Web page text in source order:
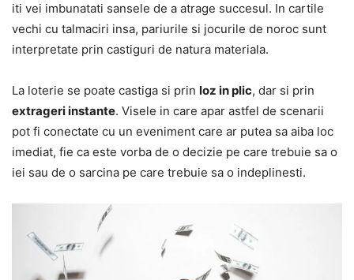
iti vei imbunatati sansele de a atrage succesul. In cartile
vechi cu talmaciri insa, pariurile si jocurile de noroc sunt
interpretate prin castiguri de natura materiala.
La loterie se poate castiga si prin loz in plic, dar si prin
extrageri instante. Visele in care apar astfel de scenarii
pot fi conectate cu un eveniment care ar putea sa aiba loc
imediat, fie ca este vorba de o decizie pe care trebuie sa o
iei sau de o sarcina pe care trebuie sa o indeplinesti.